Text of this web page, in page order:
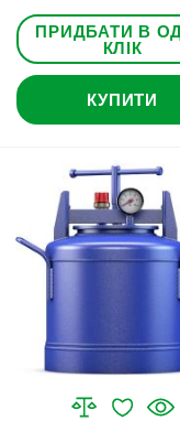
ПРИДБАТИ В
КЛІК
КУПИТИ